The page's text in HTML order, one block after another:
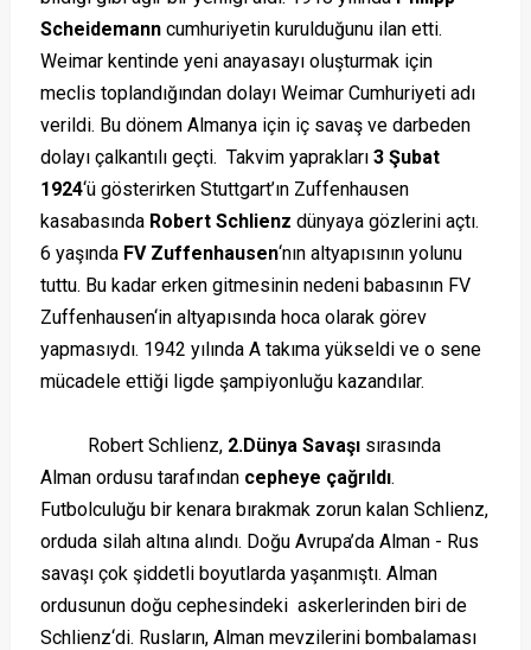
Scheidemanncumhuriyetin kurulduğunu ilan etti.
Weimar kentinde yeni anayasayı oluşturmak için
meclis toplandığından dolayı Weimar Cumhuriyeti adı
verildi. Bu dönem Almanya için iç savaş ve darbeden
dolayı çalkantılı geçti. Takvim yaprakları 3 Şubat
1924‘ü gösterirken Stuttgart’ın Zuffenhausen
kasabasında Robert Schlienz dünyaya gözlerini açtı.
6 yaşında FV Zuffenhausen‘nın altyapısının yolunu
tuttu. Bu kadar erken gitmesinin nedeni babasının FV
Zuffenhausen‘in altyapısında hoca olarak görev
yapmasıydı. 1942 yılında A takıma yükseldi ve o sene
mücadele ettiği ligde şampiyonluğu kazandılar.
Robert Schlienz, 2.Dünya Savaşısırasında
Alman ordusu tarafından cepheye çağrıldı.
Futbolculuğu bir kenara bırakmak zorun kalan Schlienz,
orduda silah altına alındı. Doğu Avrupa’da Alman - Rus
savaşı çok şiddetli boyutlarda yaşanmıştı. Alman
ordusunun doğu cephesindeki askerlerinden biri de
Schlienz‘di. Rusların, Alman mevzilerini bombalaması